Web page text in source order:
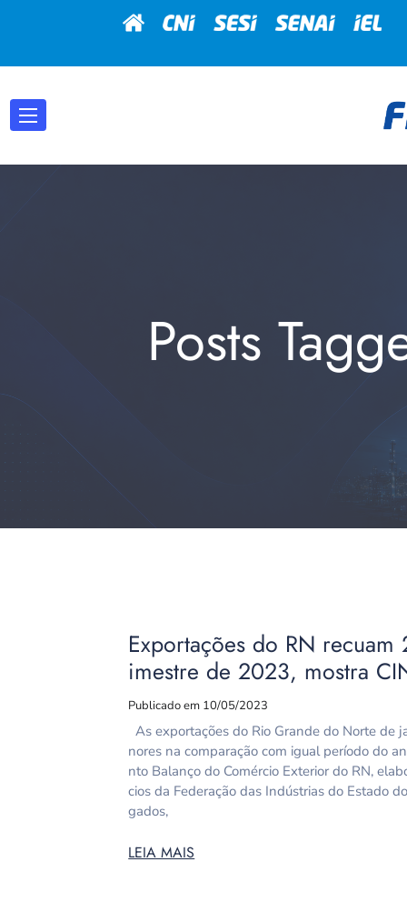
Posts
Exportações do RN
imestre de 2023, mostra
Publicado em 10/05/2023
As exportações do Rio Grande do Norte de
nores na comparação com igual período do
nto Balanço do Comércio Exterior do RN,
cios da Federação das Indústrias do Estado
gados,
LEIA MAIS